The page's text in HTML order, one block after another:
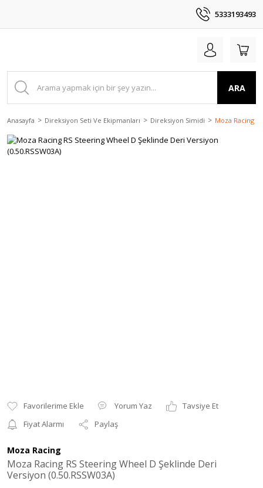
5333193493
ARA
Anasayfa Direksiyon Seti Ve Ekipmanları Direksiyon Simidi Moza Racing
Yorum Yaz
Tavsiye Et
Fiyat Alarmı
Paylaş
Moza Racing
Moza Racing RS Steering Wheel D Şeklinde Deri
Versiyon (0.50.RSSW03A)